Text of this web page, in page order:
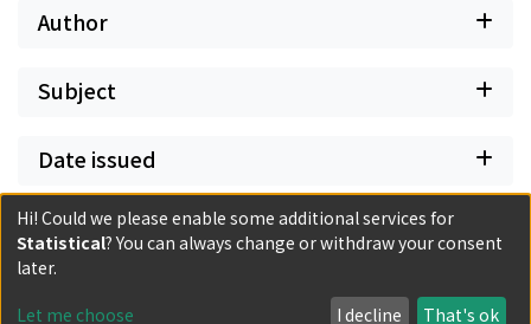
Author
Subject
Date issued
Classification
Hi! Could we please enable some additional services for
Statistical? You can always change or withdraw your consent
later.
Let me choose I decline That's ok